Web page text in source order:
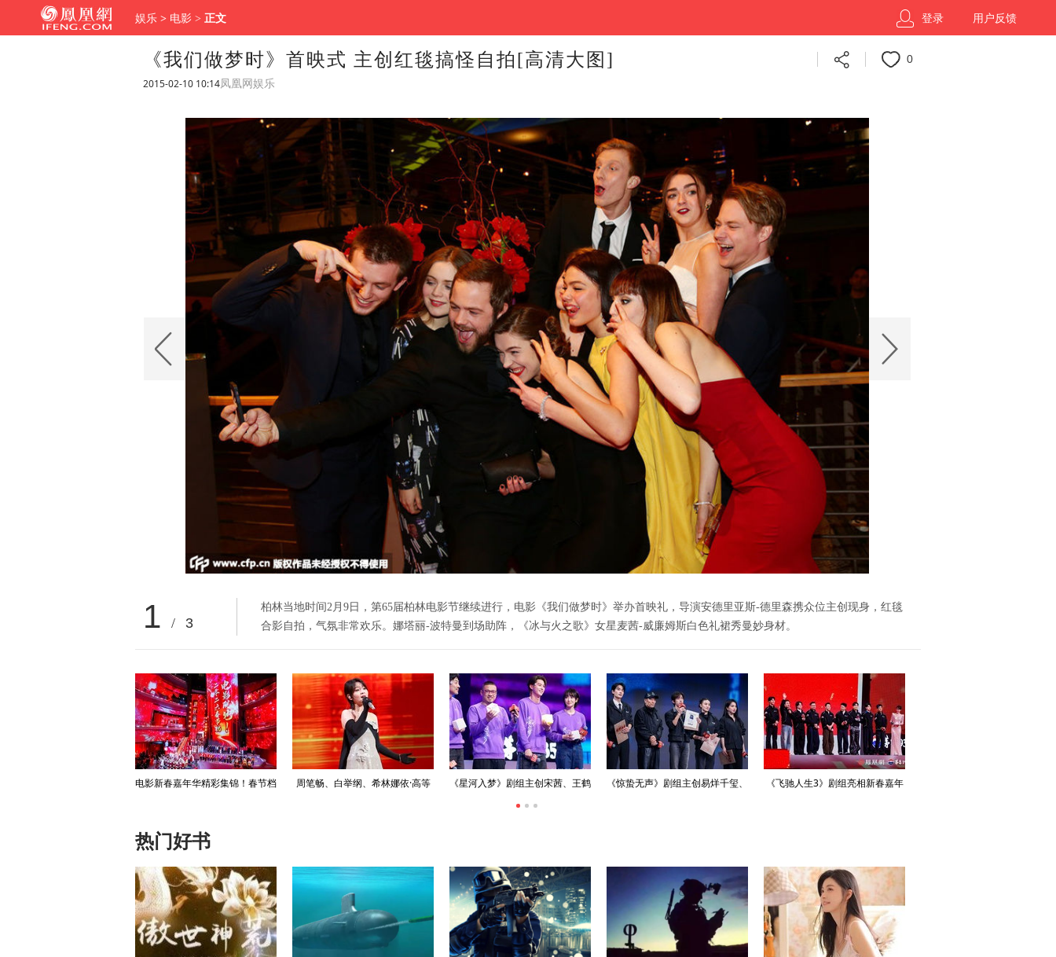
娱乐 > 电影 > 正文 用户反馈
登录
《我们做梦时》首映式 主创红毯搞怪自拍[高清大图]
2015-02-10 10:14凤凰网娱乐
0
1 / 3
柏林当地时间2月9日，第65届柏林电影节继续进行，电影《我们做梦时》举办首映礼，导演安德里亚斯-德里森携众位主创现身，红毯
合影自拍，气氛非常欢乐。娜塔丽-波特曼到场助阵，《冰与火之歌》女星麦茜-威廉姆斯白色礼裙秀曼妙身材。
电影新春嘉年华精彩集锦！春节档
周笔畅、白举纲、希林娜依·高等
《星河入梦》剧组主创宋茜、王鹤
棣等亮相新春嘉年华
《惊蛰无声》剧组主创易烊千玺、
《飞驰人生3》剧组亮相新春嘉年
热门好书